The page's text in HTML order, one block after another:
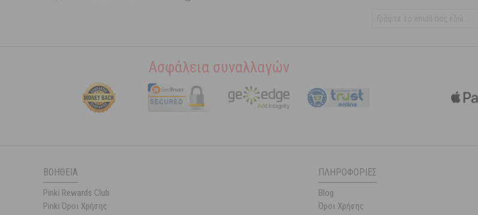
Ασφάλεια συναλλαγών
ΒΟΉΘΕΙΑ
Pinki Rewards Club
Pinki Όροι Χρήσης
ΠΛΗΡΟΦΟΡΊΕΣ
Blog
Όροι Χρήσης